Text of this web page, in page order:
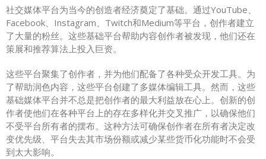
社交媒体平台为当今的创造者经济奠定了基础。通过YouTube、
Facebook、Instagram、Twitch和Medium等平台，创作者建立
了大量的粉丝。这些基础平台帮助内容创作者被发现，他们还在
策展和推荐算法上投入巨资。
这些平台聚集了创作者，并为他们配备了各种受众开发工具。为
了帮助润色内容，这些平台创建了多媒体编辑工具。然而，这些
基础媒体平台并不总是把创作者的最大利益放在心上。创新的创
作者使他们在各种平台上的存在多样化并交叉推广，以确保他们
不受平台所有者的摆布。这种方法可确保创作者在所有者决定改
变优先级、平台失去其市场份额或减少某些货币化功能时不会受
到太大影响。